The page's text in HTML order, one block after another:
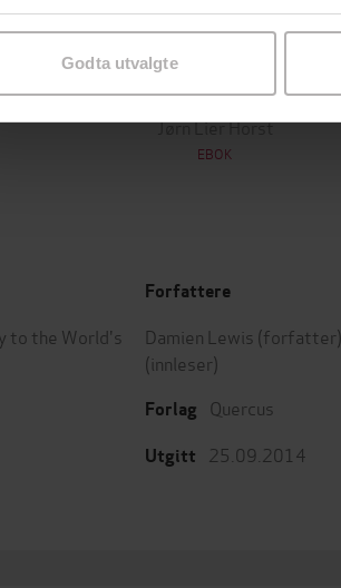
til spesifikke formål ved å klikke på
Godta utvalgte
Utskudd
Jørn Lier Horst
EBOK
to the World's
Forfattere
Damien Lewis (forfatter),
(innleser)
Forlag Quercus
Utgitt 25.09.2014